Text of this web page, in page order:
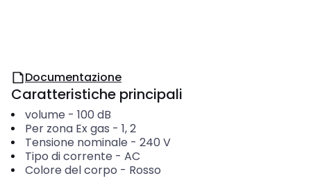
Documentazione
Caratteristiche principali
volume - 100 dB
Per zona Ex gas - 1, 2
Tensione nominale - 240 V
Tipo di corrente - AC
Colore del corpo - Rosso